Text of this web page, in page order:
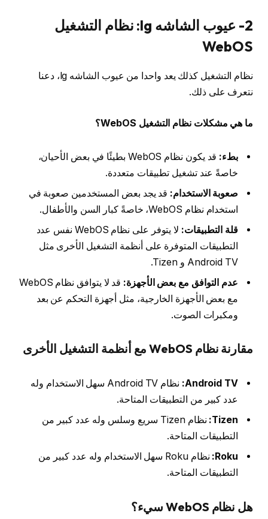
2- عيوب الشاشه lg: نظام التشغيل
WebOS
نظام التشغيل كذلك يعد واحدا من عيوب الشاشه lg، دعنا
نتعرف على ذلك.
ما هي مشكلات نظام التشغيل WebOS؟
بطء:
قد يكون نظام WebOS بطيئًا في بعض الأحيان،
خاصةً عند تشغيل تطبيقات متعددة.
صعوبة الاستخدام: قد يجد بعض المستخدمين صعوبة في
استخدام نظام WebOS، خاصةً كبار السن والأطفال.
قلة التطبيقات:
لا يتوفر على نظام WebOS نفس عدد
التطبيقات المتوفرة على أنظمة التشغيل الأخرى مثل
Android TV و Tizen.
عدم التوافق مع بعض الأجهزة:
قد لا يتوافق نظام WebOS
مع بعض الأجهزة الخارجية، مثل أجهزة التحكم عن بعد
ومكبرات الصوت.
مقارنة نظام WebOS مع أنظمة التشغيل الأخرى
Android TV:
نظام Android TV سهل الاستخدام وله
عدد كبير من التطبيقات المتاحة.
Tizen:
نظام Tizen سريع وسلس وله عدد كبير من
التطبيقات المتاحة.
Roku:
نظام Roku سهل الاستخدام وله عدد كبير من
التطبيقات المتاحة.
هل نظام WebOS سيء؟